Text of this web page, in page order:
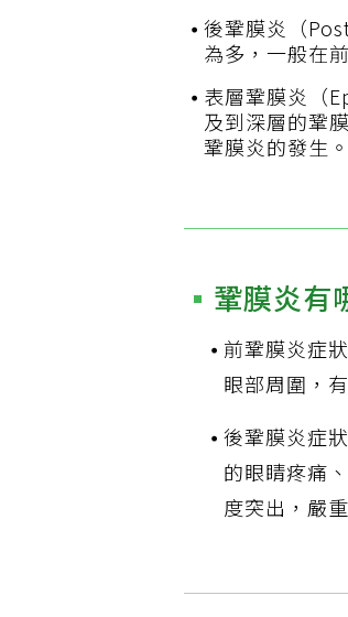
後鞏膜炎（
為多，一般在
表層鞏膜炎（
及到深層的鞏
鞏膜炎的發生。
鞏膜炎有
前鞏膜炎症
眼部周圍，
後鞏膜炎症
的眼睛疼痛
度突出，嚴